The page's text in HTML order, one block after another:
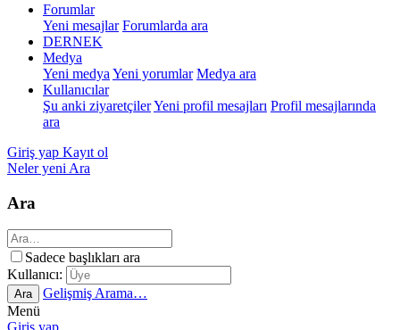
Forumlar
Yeni mesajlar Forumlarda ara
DERNEK
Medya
Yeni medya Yeni yorumlar Medya ara
Kullanıcılar
Şu anki ziyaretçilerYeni profil mesajları Profil mesajlarında
ara
Giriş yap Kayıt ol
Neler yeni Ara
Ara
Sadece başlıkları ara
Kullanıcı:
Ara
Gelişmiş Arama…
Menü